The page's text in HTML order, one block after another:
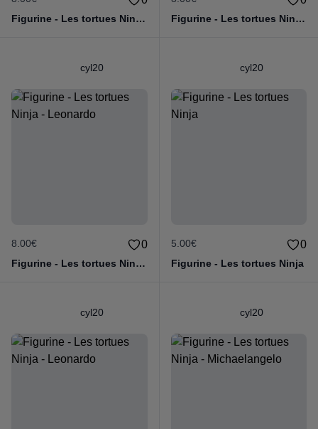
Figurine - Les tortues Ninja - Donatello Figurine - Les tortues Ninja - Raphael
cyl20
8.00€ 0
Figurine - Les tortues Ninja - Leonardo
cyl20
5.00€ 0
Figurine - Les tortues Ninja
cyl20 cyl20